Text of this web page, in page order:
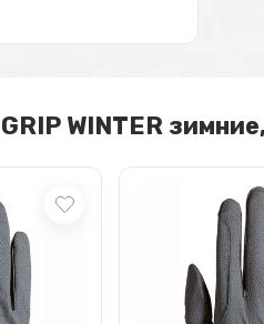
WINTER